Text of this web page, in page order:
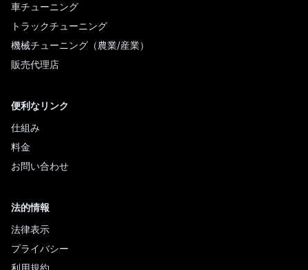
車チューニング
トラックチューニング
機械チューニング（農業/産業）
販売代理店
便利なリンク
仕組み
料金
お問い合わせ
法的情報
法律表示
プライバシー